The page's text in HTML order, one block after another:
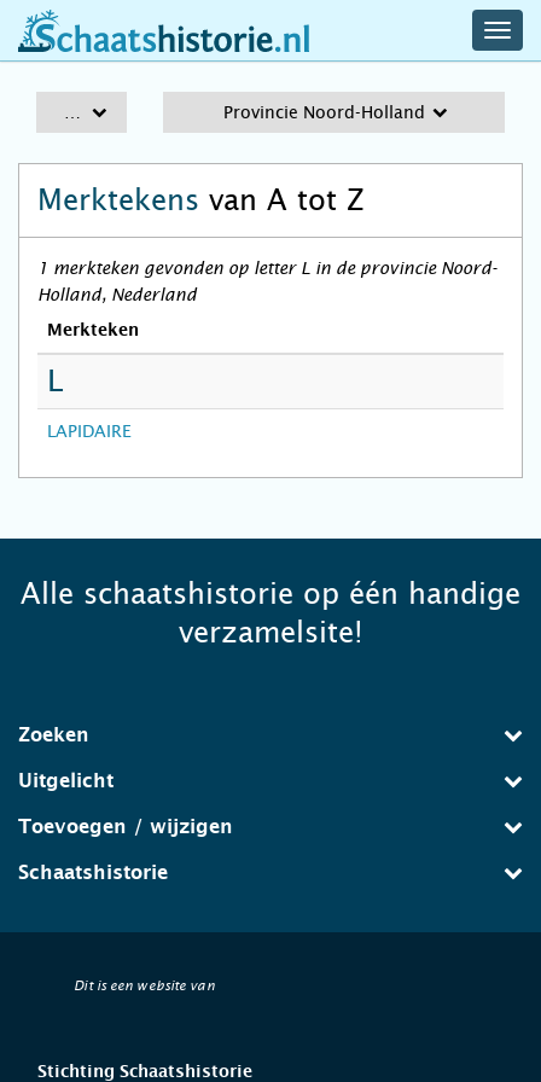
schaatshistorie.nl
Provincie Noord-Holland
Merktekens van A tot Z
1 merkteken gevonden op letter L in de provincie Noord-
Holland, Nederland
Merkteken
L
LAPIDAIRE
Alle schaatshistorie op één handige
verzamelsite!
Zoeken
Uitgelicht
Toevoegen / wijzigen
Schaatshistorie
Dit is een website van
Stichting Schaatshistorie